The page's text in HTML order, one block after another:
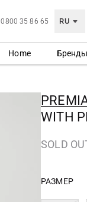
0800 35 86 65 RU
Home Бренды
WITH
SOLD
РАЗМЕР